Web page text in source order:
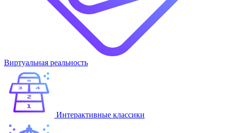
Виртуальная реальность
Интерактивные классики